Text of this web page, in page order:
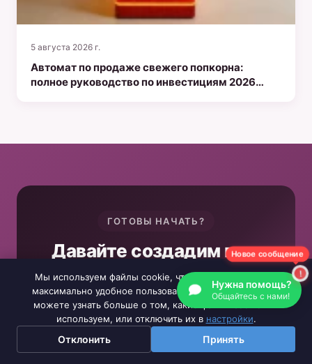
5 августа 2026 г.
Автомат по продаже свежего попкорна:
полное руководство по инвестициям 2026
ГОТОВЫ НАЧАТЬ?
Давайте создадим ваш
бизнес по продаже
товаров через автоматы
Свяжитесь с нашей командой для
получения бесплатной консультации.
Нужна помощь?
Общайтесь с нами!
Новое сообщение
Мы используем файлы cookie, чтобы обеспечить вам
максимально удобное пользование нашим сайтом. Вы
можете узнать больше о том, какие файлы cookie мы
используем, или отключить их в настройки.
Отклонить Принять